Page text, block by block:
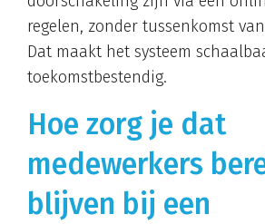
regelen, zonder tussenkomst
Dat maakt het systeem
toekomstbestendig.
Hoe zorg je dat
medewerkers
blijven bij een